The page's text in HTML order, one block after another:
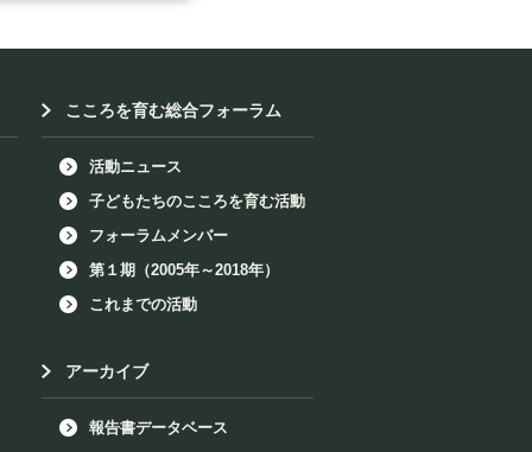
こころを育む総合フォーラム
活動ニュース
子どもたちのこころを育む活動
フォーラムメンバー
第１期（2005年～2018年）
これまでの活動
アーカイブ
報告書データベース